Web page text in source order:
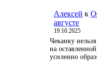
Алексей к
августе
19.10.2025
Чеканку
на
усиленно